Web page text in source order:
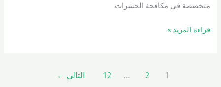
متخصصة في مكافحة الحشرات
قراءة المزيد »
1
2
…
12 التالي ←